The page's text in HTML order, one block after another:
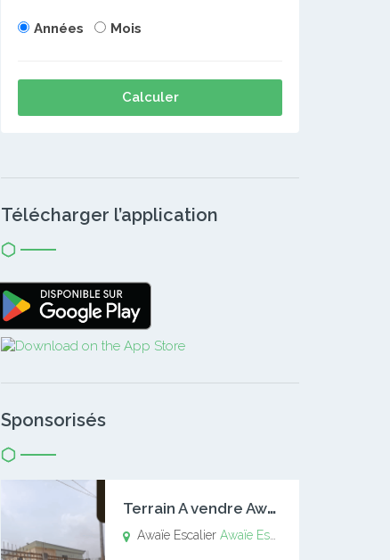
Années Mois
Calculer
Télécharger l’application
Sponsorisés
T
errain A vendre Awaïe Escalier
Awaïe EscalierAwaïe Escalier